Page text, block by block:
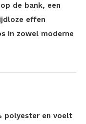
de bank, een
effen
in zowel moderne
polyester en voelt